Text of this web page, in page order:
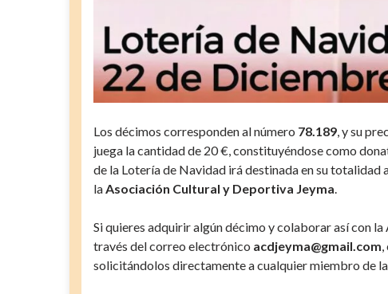
Los décimos corresponden al número 78.189 , y su
juega la cantidad de 20 €, constituyéndose como
de la Lotería de Navidad irá destinada en su
la Asociación Cultural y Deportiva Jeyma
Si quieres adquirir algún décimo y colaborar así con
través del correo electrónico acdjeyma@gmail.com
solicitándolos directamente a cualquier miembro de